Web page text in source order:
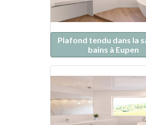
Plafond tendu dans la
bains à Eupen